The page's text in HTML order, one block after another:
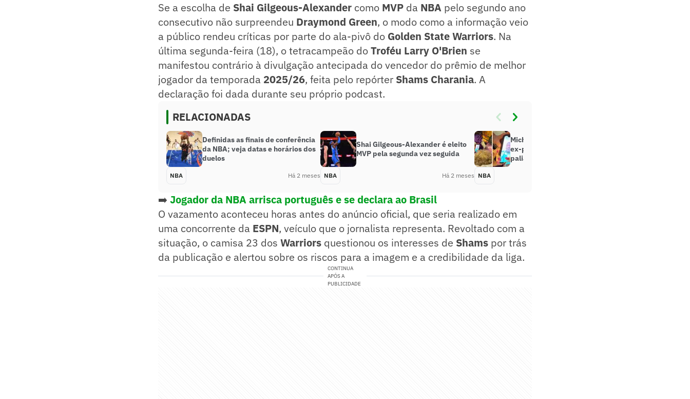
Se a escolha de Shai Gilgeous-Alexander como MVP da NBA pelo segundo ano
consecutivo não surpreendeu Draymond Green, o modo como a informação veio
a público rendeu críticas por parte do ala-pivô do Golden State Warriors. Na
última segunda-feira (18), o tetracampeão doTroféu Larry O'Brien se
manifestou contrário à divulgação antecipada do vencedor do prêmio de melhor
jogador da temporada 2025/26, feita pelo repórter Shams Charania. A
declaração foi dada durante seu próprio podcast.
RELACIONADAS
Definidas as finais de conferência
da NBA; veja datas e horários dos
duelos
NBA Há 2 meses
Shai Gilgeous-Alexander é eleito
MVP pela segunda vez seguida
NBA Há 2 meses
Michael Jordan realiza desejo de
ex-professora em cuidados
paliativos
NBA
➡️ Jogador da NBA arrisca português e se declara ao Brasil
O vazamento aconteceu horas antes do anúncio oficial, que seria realizado em
uma concorrente da ESPN, veículo que o jornalista representa. Revoltado com a
situação, o camisa 23 dos Warriors questionou os interesses de Shams por trás
da publicação e alertou sobre os riscos para a imagem e a credibilidade da liga.
CONTINUA
APÓS A
PUBLICIDADE